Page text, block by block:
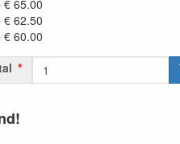
€ 65.00
€ 62.50
€ 60.00